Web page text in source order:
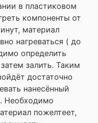
в пластиковом
компоненты от
материал
нагреваться ( до
определить
залить. Таким
достаточно
нанесённый
Необходимо
пожелтеет,